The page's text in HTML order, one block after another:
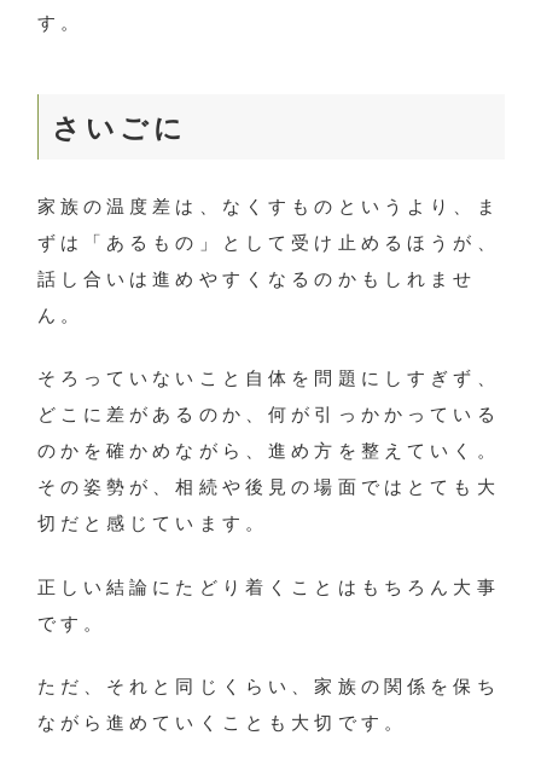
す。
さいごに
家族の温度差は、なくすものというより、ま
ずは「あるもの」として受け止めるほうが、
話し合いは進めやすくなるのかもしれませ
ん。
そろっていないこと自体を問題にしすぎず、
どこに差があるのか、何が引っかかっている
のかを確かめながら、進め方を整えていく。
その姿勢が、相続や後見の場面ではとても大
切だと感じています。
正しい結論にたどり着くことはもちろん大事
です。
ただ、それと同じくらい、家族の関係を保ち
ながら進めていくことも大切です。